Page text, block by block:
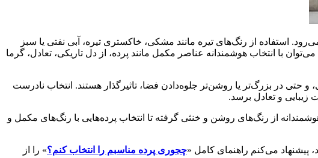
استفاده از رنگ‌های تیره مانند مشکی، خاکستری تیره، آبی نفتی یا سبز
با انتخاب هوشمندانه عناصر مکمل مانند پرده، از دل تاریکی، تعادل، گرما
حتی در بزرگ‌تر یا روشن‌تر جلوه‌دادن فضا، تاثیرگذار هستند. انتخاب نادرست
زیبایی و تعادل برسد.
از رنگ‌های روشن و خنثی گرفته تا انتخاب پرده‌هایی با رنگ‌های مکمل و
پیشنهاد می‌کنم راهنمای کامل «چجوری پرده مناسبم را انتخاب کنم؟» را از